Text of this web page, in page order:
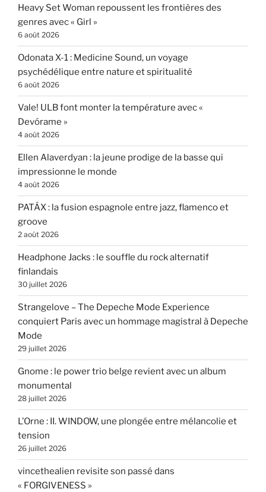
Heavy Set Woman repoussent les frontières des
genres avec « Girl »
6 août 2026
Odonata X-1 : Medicine Sound, un voyage
psychédélique entre nature et spiritualité
6 août 2026
Vale! ULB font monter la température avec «
Devórame »
4 août 2026
Ellen Alaverdyan : la jeune prodige de la basse qui
impressionne le monde
4 août 2026
PATÁX : la fusion espagnole entre jazz, flamenco et
groove
2 août 2026
Headphone Jacks : le souffle du rock alternatif
finlandais
30 juillet 2026
Strangelove – The Depeche Mode Experience
conquiert Paris avec un hommage magistral à Depeche
Mode
29 juillet 2026
Gnome : le power trio belge revient avec un album
monumental
28 juillet 2026
L’Orne : II. WINDOW, une plongée entre mélancolie et
tension
26 juillet 2026
vincethealien revisite son passé dans
« FORGIVENESS »